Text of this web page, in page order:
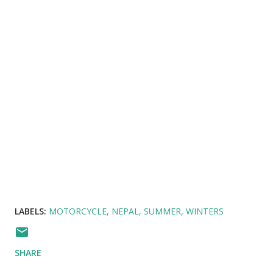
LABELS: MOTORCYCLE NEPAL SUMMER WINTERS
SHARE